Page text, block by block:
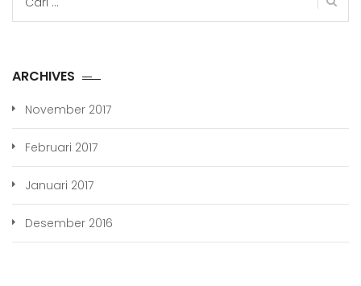
untuk:
ARCHIVES
November 2017
Februari 2017
Januari 2017
Desember 2016